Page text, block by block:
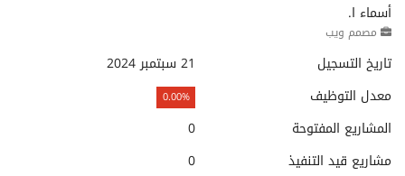
أسماء ا.
مصمم ويب
تاريخ التسجيل
21 سبتمبر 2024
معدل التوظيف
0.00%
المشاريع المفتوحة
0
مشاريع قيد التنفيذ
0